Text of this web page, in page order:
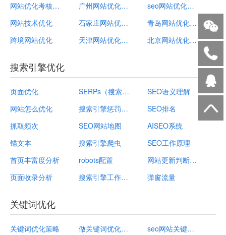
网站优化考核指标
网站技术优化
跨境网站优化
广州网站优化公司招聘
石家庄网站优化指导
天津网站优化步骤
seo网站优化方案怎么做
青岛网站优化服务
北京网站优化公司哪家好wyhseo
搜索引擎优化
页面优化
网站怎么优化
抓取频次
锚文本
首页丰富度分析
页面收录分析
SERPs（搜索引擎结果页）
搜索引擎惩罚规避
SEO网站地图
搜索引擎爬虫
robots配置
搜索引擎工作流程
SEO语义理解
SEO排名
AISEO系统
SEO工作原理
网站更新判断依据
弹窗流量
关键词优化
关键词优化策略
做关键词优化多少钱
seo网站关键词优化十大排名